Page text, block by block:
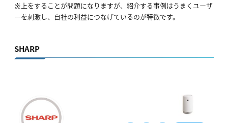
炎上をすることが問題になりますが、紹介する事例はうまくユーザ
ーを刺激し、自社の利益につなげているのが特徴です。
SHARP